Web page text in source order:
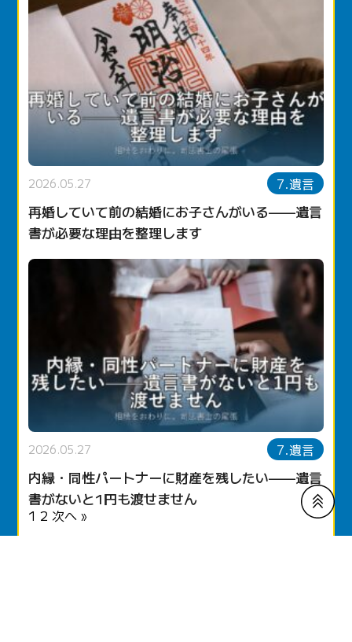
2026.05.27 7.遺言
再婚していて前の結婚にお子さんがいる——遺言
書が必要な理由を整理します
2026.05.27 7.遺言
内縁・同性パートナーに財産を残したい——遺言
書がないと1円も渡せません
1 2 次へ »